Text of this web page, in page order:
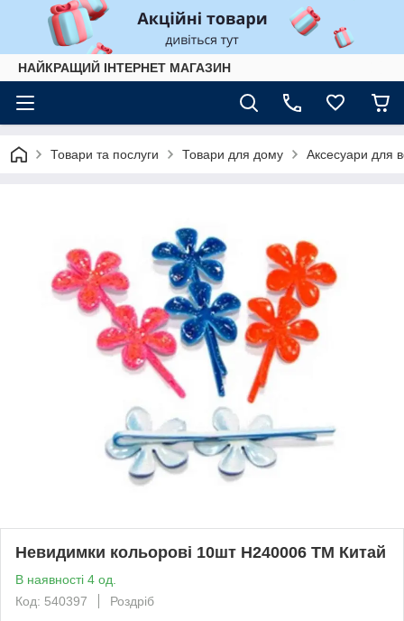
НАЙКРАЩИЙ ІНТЕРНЕТ МАГАЗИН
Товари та послуги Товари для дому Аксесуари для
Невидимки кольорові 10шт Н240006 ТМ Китай
В наявності 4 од.
Код: 540397
Роздріб